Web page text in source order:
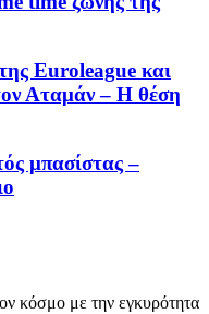
Euroleague και
Αταμάν – Η θέση
μπασίστας –
κόσμο με την εγκυρότητα